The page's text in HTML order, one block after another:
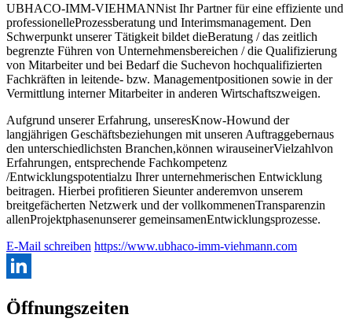
UBHACO-IMM-VIEHMANNist Ihr Partner für eine effiziente und
professionelleProzessberatung und Interimsmanagement. Den
Schwerpunkt unserer Tätigkeit bildet dieBeratung / das zeitlich
begrenzte Führen von Unternehmensbereichen / die Qualifizierung
von Mitarbeiter und bei Bedarf die Suchevon hochqualifizierten
Fachkräften in leitende- bzw. Managementpositionen sowie in der
Vermittlung interner Mitarbeiter in anderen Wirtschaftszweigen.
Aufgrund unserer Erfahrung, unseresKnow-Howund der
langjährigen Geschäftsbeziehungen mit unseren Auftraggebernaus
den unterschiedlichsten Branchen,können wirauseinerVielzahlvon
Erfahrungen, entsprechende Fachkompetenz
/Entwicklungspotentialzu Ihrer unternehmerischen Entwicklung
beitragen. Hierbei profitieren Sieunter anderemvon unserem
breitgefächerten Netzwerk und der vollkommenenTransparenzin
allenProjektphasenunserer gemeinsamenEntwicklungsprozesse.
E-Mail schreiben https://www.ubhaco-imm-viehmann.com
Öffnungszeiten